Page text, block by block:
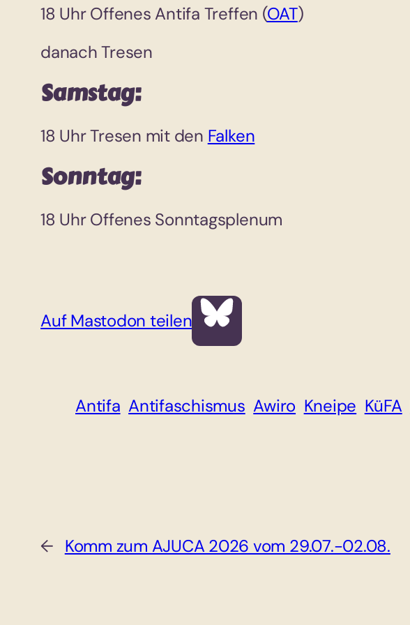
18 Uhr Offenes Antifa Treffen (OAT)
danach Tresen
Samstag:
18 Uhr Tresen mit den Falken
Sonntag:
18 Uhr Offenes Sonntagsplenum
Auf Mastodon teilen
Antifa Antifaschismus Awiro Kneipe KüFA
← Komm zum AJUCA 2026 vom 29.07.-02.08.